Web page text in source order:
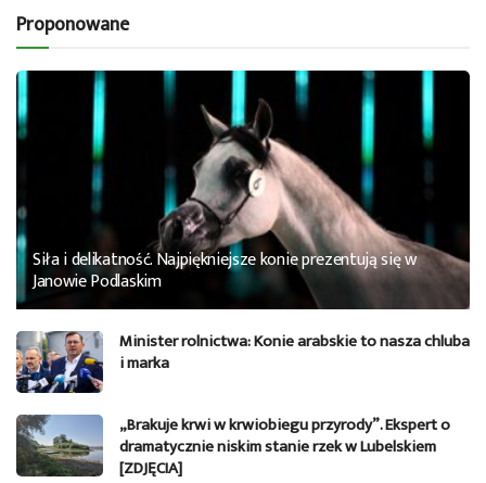
Proponowane
Siła i delikatność. Najpiękniejsze konie prezentują się w
Janowie Podlaskim
Minister rolnictwa: Konie arabskie to nasza chluba
i marka
„Brakuje krwi w krwiobiegu przyrody”. Ekspert o
dramatycznie niskim stanie rzek w Lubelskiem
[ZDJĘCIA]